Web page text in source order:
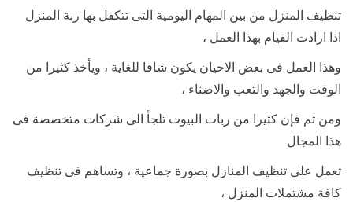
تنظيف المنزل من بين المهام اليومية التى تتكفل بها ربة المنزل
اذا ارادت القيام بهذا العمل ،
وهذا العمل فى بعض الاحيان يكون شاقا للغاية ، ويأخذ كثيرا من
الوقت والجهد والتعب والاضناء ،
ومن ثم فإن كثيرا من ربات البيوت تلجأ الى شركات متخصصة فى
هذا المجال
تعمل على تنظيف المنازل بصورة جماعية ، وتساهم فى تنظيف
كافة مشتملات المنزل ،